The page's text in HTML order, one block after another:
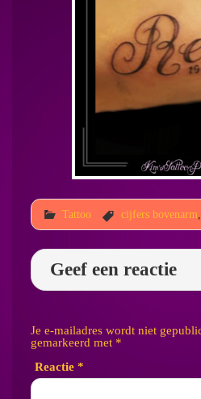
Tattoo cijfers bovenarm
Geef een reactie
Je e-mailadres wordt niet
gemarkeerd met *
Reactie *